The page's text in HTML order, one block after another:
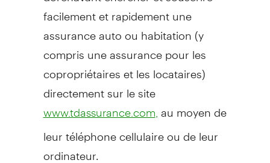
facilement et rapidement une
assurance auto ou habitation (y
compris une assurance pour les
copropriétaires et les locataires)
directement sur le site
www.tdassurance.com au moyen de
leur téléphone cellulaire ou de leur
ordinateur.